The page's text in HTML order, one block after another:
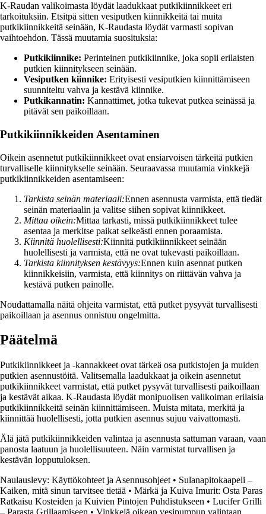
K-Raudan valikoimasta löydät laadukkaat putkikiinnikkeet eri
tarkoituksiin. Etsitpä sitten vesiputken kiinnikkeitä tai muita
putkikiinnikkeitä seinään, K-Raudasta löydät varmasti sopivan
vaihtoehdon. Tässä muutamia suosituksia:
Putkikiinnike: Perinteinen putkikiinnike, joka sopii erilaisten
putkien kiinnitykseen seinään.
Vesiputken kiinnike: Erityisesti vesiputkien kiinnittämiseen
suunniteltu vahva ja kestävä kiinnike.
Putkikannatin: Kannattimet, jotka tukevat putkea seinässä ja
pitävät sen paikoillaan.
Putkikiinnikkeiden Asentaminen
Oikein asennetut putkikiinnikkeet ovat ensiarvoisen tärkeitä putkien
turvalliselle kiinnitykselle seinään. Seuraavassa muutamia vinkkejä
putkikiinnikkeiden asentamiseen:
Tarkista seinän materiaali:Ennen asennusta varmista, että tiedät
seinän materiaalin ja valitse siihen sopivat kiinnikkeet.
Mittaa oikein:Mittaa tarkasti, missä putkikiinnikkeet tulee
asentaa ja merkitse paikat selkeästi ennen poraamista.
Kiinnitä huolellisesti:Kiinnitä putkikiinnikkeet seinään
huolellisesti ja varmista, että ne ovat tukevasti paikoillaan.
Tarkista kiinnityksen kestävyys:Ennen kuin asennat putken
kiinnikkeisiin, varmista, että kiinnitys on riittävän vahva ja
kestävä putken painolle.
Noudattamalla näitä ohjeita varmistat, että putket pysyvät turvallisesti
paikoillaan ja asennus onnistuu ongelmitta.
Päätelmä
Putkikiinnikkeet ja -kannakkeet ovat tärkeä osa putkistojen ja muiden
putkien asennustöitä. Valitsemalla laadukkaat ja oikein asennetut
putkikiinnikkeet varmistat, että putket pysyvät turvallisesti paikoillaan
ja kestävät aikaa. K-Raudasta löydät monipuolisen valikoiman erilaisia
putkikiinnikkeitä seinän kiinnittämiseen. Muista mitata, merkitä ja
kiinnittää huolellisesti, jotta putkien asennus sujuu vaivattomasti.
Älä jätä putkikiinnikkeiden valintaa ja asennusta sattuman varaan, vaan
panosta laatuun ja huolellisuuteen. Näin varmistat turvallisen ja
kestävän lopputuloksen.
Naulauslevy: Käyttökohteet ja Asennusohjeet • Sulanapitokaapeli –
Kaiken, mitä sinun tarvitsee tietää • Märkä ja Kuiva Imurit: Osta Paras
Ratkaisu Kosteiden ja Kuivien Pintojen Puhdistukseen • Lucifer Grilli